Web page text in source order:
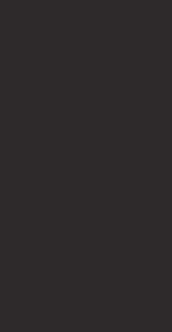
раствора